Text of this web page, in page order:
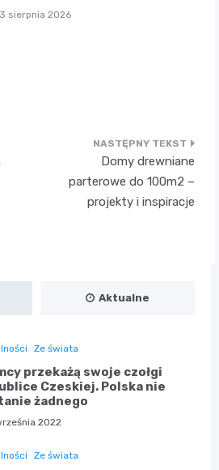
3 sierpnia 2026
Domy drewniane
parterowe do 100m2 –
projekty i inspiracje
Aktualne
Ze świata
przekażą swoje czołgi
Czeskiej. Polska nie
żadnego
2022
Ze świata